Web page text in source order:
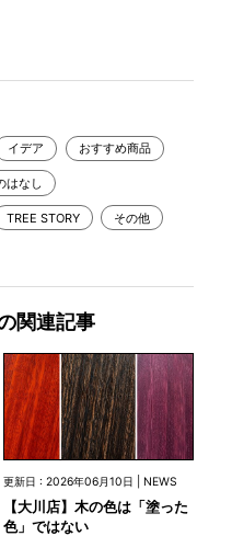
イデア おすすめ商品
はなし
TREE STORY その他
関連記事
更新日 : 2026年06月10日 | NEWS
【大川店】木の色は「塗った
色」ではない